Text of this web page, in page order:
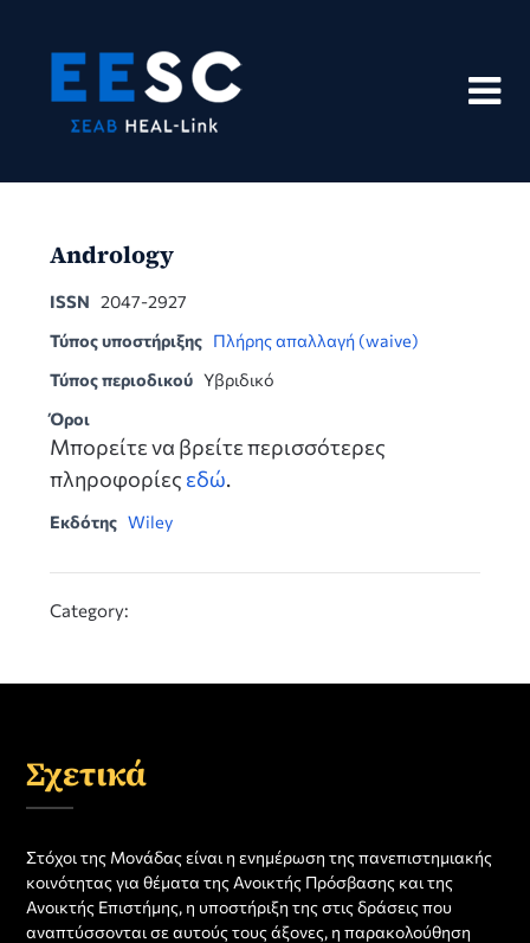
content
Andrology
ISSN 2047-2927
Τύπος υποστήριξης Πλήρης απαλλαγή (waive)
Τύπος περιοδικού Υβριδικό
Όροι
Μπορείτε να βρείτε περισσότερες
πληροφορίες εδώ.
Εκδότης Wiley
Category:
Σχετικά
Στόχοι της Μονάδας είναι η ενημέρωση της πανεπιστημιακής
κοινότητας για θέματα της Ανοικτής Πρόσβασης και της
Ανοικτής Επιστήμης, η υποστήριξη της στις δράσεις που
αναπτύσσονται σε αυτούς τους άξονες, η παρακολούθηση